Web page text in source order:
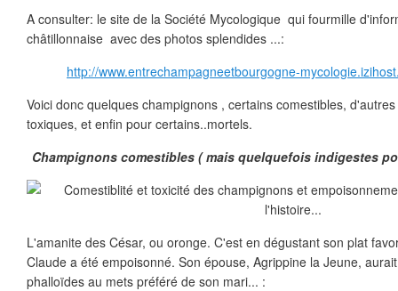
A consulter: le site de la Société Mycologique qui fourmille
châtillonnaise avec des photos splendides ...:
http://www.entrechampagneetbourgogne-
Voici donc quelques champignons , certains comestibles,
toxiques, et enfin pour certains..mortels.
Champignons comestibles ( mais quelquefois indigestes
L'amanite des César, ou oronge. C'est en dégustant son plat
Claude a été empoisonné. Son épouse, Agrippine la Jeune,
phalloïdes au mets préféré de son mari... :